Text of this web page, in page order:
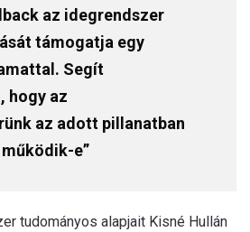
az idegrendszer
támogatja egy
Segít
hogy az
az adott pillanatban
e”
tudományos alapjait Kisné Hullán